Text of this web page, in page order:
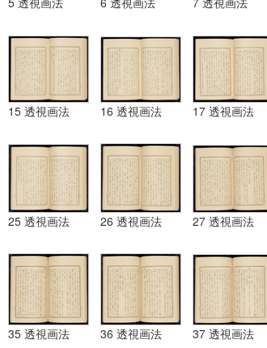
15 透視画法 16 透視画法 17 透視画法
25 透視画法 26 透視画法 27 透視画法
35 透視画法 36 透視画法 37 透視画法